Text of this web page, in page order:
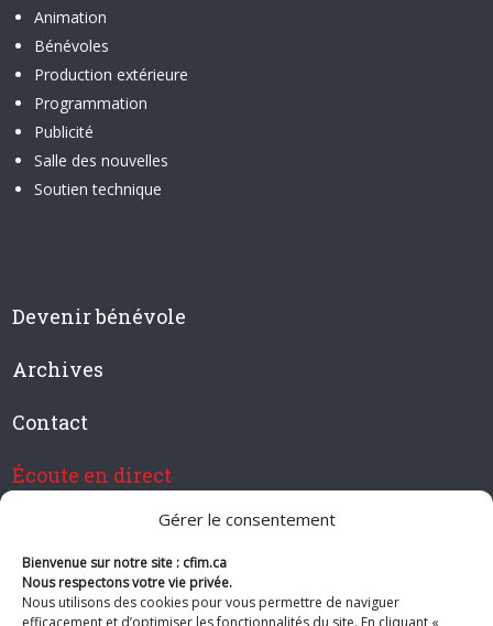
Gérer le consentement
Bienvenue sur notre site : cfim.ca
Nous respectons votre vie privée.
Nous utilisons des cookies pour vous permettre de naviguer
efficacement et d’optimiser les fonctionnalités du site. En cliquant «
Animation
Bénévoles
Production extérieure
Programmation
Publicité
Salle des nouvelles
Soutien technique
Devenir bénévole
Archives
Contact
Écoute en direct
Devenir membre de CFIM